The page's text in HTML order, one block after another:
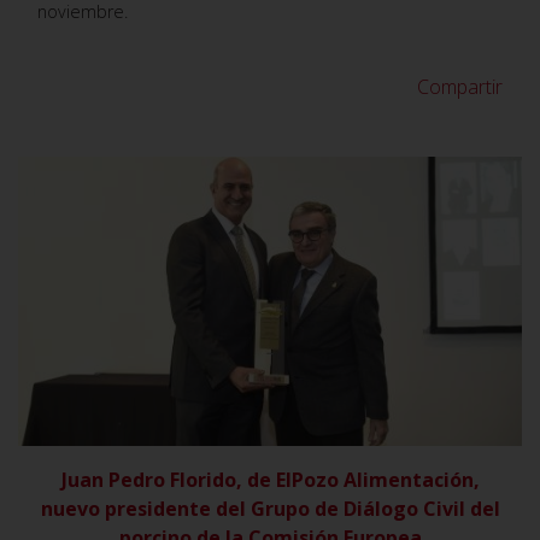
noviembre.
Compartir
Juan Pedro Florido, de ElPozo Alimentación,
nuevo presidente del Grupo de Diálogo Civil del